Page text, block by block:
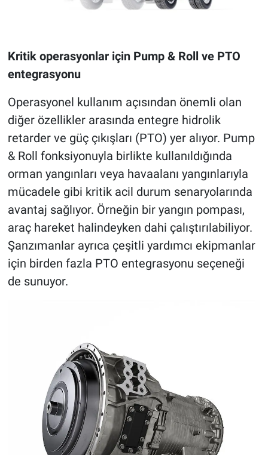
Kritik operasyonlar için Pump & Roll ve PTO
entegrasyonu
Operasyonel kullanım açısından önemli olan
diğer özellikler arasında entegre hidrolik
retarder ve güç çıkışları (PTO) yer alıyor. Pump
& Roll fonksiyonuyla birlikte kullanıldığında
orman yangınları veya havaalanı yangınlarıyla
mücadele gibi kritik acil durum senaryolarında
avantaj sağlıyor. Örneğin bir yangın pompası,
araç hareket halindeyken dahi çalıştırılabiliyor.
Şanzımanlar ayrıca çeşitli yardımcı ekipmanlar
için birden fazla PTO entegrasyonu seçeneği
de sunuyor.